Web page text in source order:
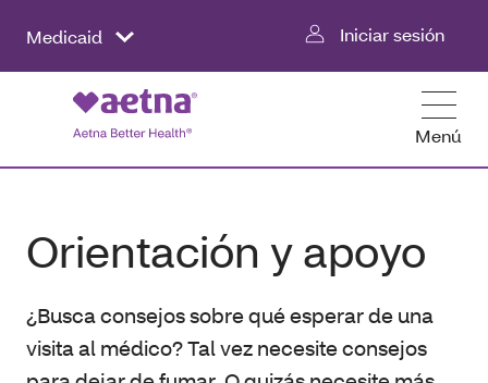
Medicaid Iniciar sesión
Menú
Orientación y apoyo
¿Busca consejos sobre qué esperar de una
visita al médico? Tal vez necesite consejos